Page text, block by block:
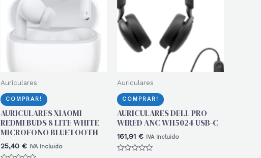
Auriculares
COMPRAR!
AURICULARES XIAOMI
REDMI BUDS 8 LITE WHITE
MICROFONO BLUETOOTH
25,40 € IVA Incluido
Auriculares
COMPRAR!
AURICULARES DELL PRO
WIRED ANC WH5024 USB-C
161,91€ IVA Incluido